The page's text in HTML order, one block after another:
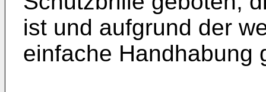
ist und aufgrund der
einfache Handhabung